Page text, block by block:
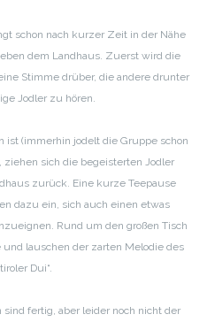
schon nach kurzer Zeit in der Nähe
dem Landhaus. Zuerst wird die
Stimme drüber, die andere drunter
Jodler zu hören.
ist (immerhin jodelt die Gruppe schon
sich die begeisterten Jodler
zurück. Eine kurze Teepause
dazu ein, sich auch einen etwas
Rund um den großen Tisch
lauschen der zarten Melodie des
Dui“.
sind fertig, aber leider noch nicht der